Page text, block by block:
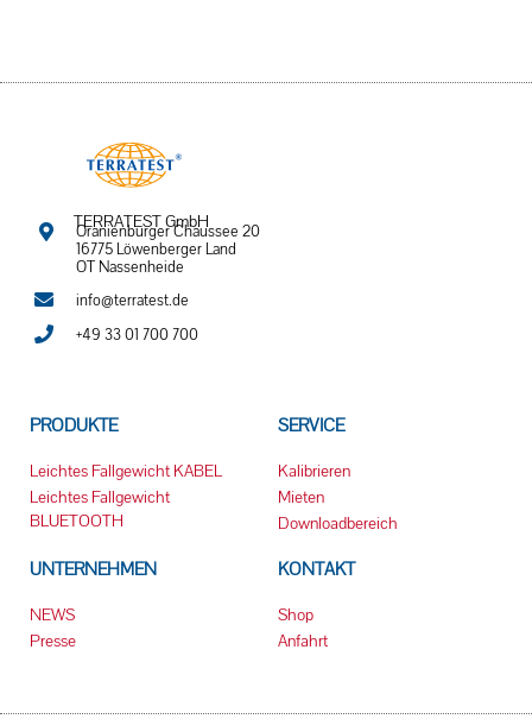
TERRATEST GmbH
Oranienburger Chaussee 20
16775 Löwenberger Land
OT Nassenheide
info@terratest.de
+49 33 01 700 700
PRODUKTE
Leichtes Fallgewicht KABEL
Leichtes Fallgewicht
BLUETOOTH
SERVICE
Kalibrieren
Mieten
Downloadbereich
UNTERNEHMEN
NEWS
Presse
KONTAKT
Shop
Anfahrt